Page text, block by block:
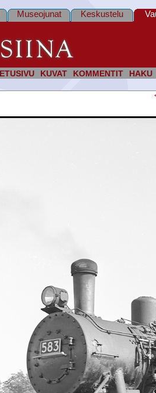
ETUSIVU KUVAT KOMMENTIT HAKU
Museojunat Keskustelu